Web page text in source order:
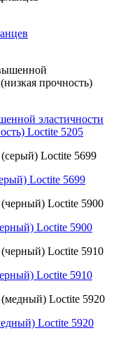
эластичности
Loctite 5205
Loctite 5699
Loctite 5900
Loctite 5910
Loctite 5920